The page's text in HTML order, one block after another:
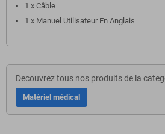
1 x Câble
1 x Manuel Utilisateur En Anglais
Decouvrez tous nos produits de la
Matériel médical